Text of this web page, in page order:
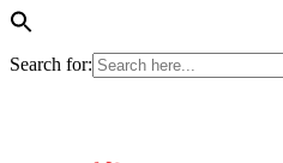
Search for: